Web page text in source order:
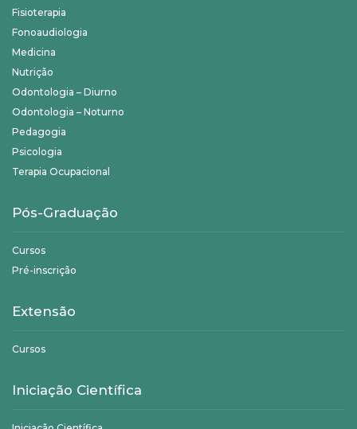
Fisioterapia
Fonoaudiologia
Medicina
Nutrição
Odontologia – Diurno
Odontologia – Noturno
Pedagogia
Psicologia
Terapia Ocupacional
Pós-Graduação
Cursos
Pré-inscrição
Extensão
Cursos
Iniciação Científica